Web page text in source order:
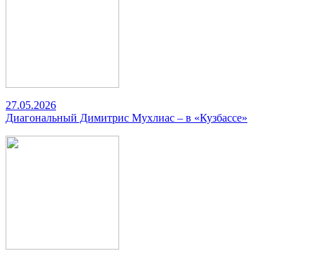
27.05.2026
Диагональный Димитрис Мухлиас – в «Кузбассе»